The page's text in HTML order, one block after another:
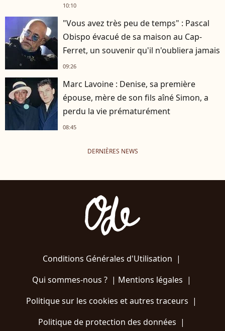
10:10
"Vous avez très peu de temps" : Pascal
Obispo évacué de sa maison au Cap-
Ferret, un souvenir qu'il n'oubliera jamais
09:26
Marc Lavoine : Denise, sa première
épouse, mère de son fils aîné Simon, a
perdu la vie prématurément
08:45
DERNIÈRES NEWS
Conditions Générales d'Utilisation |
Qui sommes-nous ?| Mentions légales |
Politique sur les cookies et autres traceurs |
Politique de protection des données |